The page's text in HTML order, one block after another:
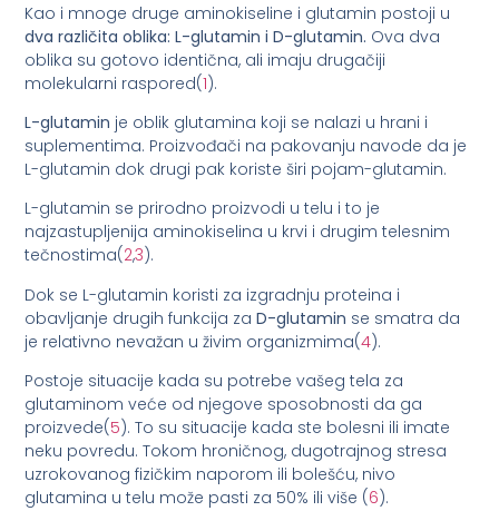
Kao i mnoge druge aminokiseline i glutamin postoji u
dva različita oblika: L-glutamin i D-glutamin. Ova dva
oblika su gotovo identična, ali imaju drugačiji
molekularni raspored(1).
L-glutamin je oblik glutamina koji se nalazi u hrani i
suplementima. Proizvođači na pakovanju navode da je
L-glutamin dok drugi pak koriste širi pojam-glutamin.
L-glutamin se prirodno proizvodi u telu i to je
najzastupljenija aminokiselina u krvi i drugim telesnim
tečnostima(2,3).
Dok se L-glutamin koristi za izgradnju proteina i
obavljanje drugih funkcija za D-glutamin se smatra da
je relativno nevažan u živim organizmima(4).
Postoje situacije kada su potrebe vašeg tela za
glutaminom veće od njegove sposobnosti da ga
proizvede(5). To su situacije kada ste bolesni ili imate
neku povredu. Tokom hroničnog, dugotrajnog stresa
uzrokovanog fizičkim naporom ili bolešću, nivo
glutamina u telu može pasti za 50% ili više (6).